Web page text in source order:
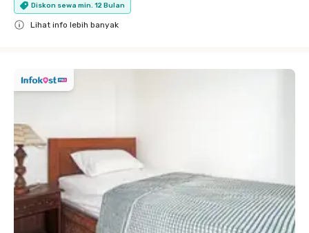
Diskon sewa min. 12 Bulan
Lihat info lebih banyak